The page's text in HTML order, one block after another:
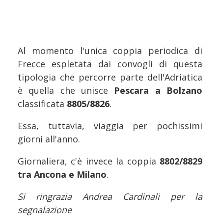
Al momento l'unica coppia periodica di
Frecce espletata dai convogli di questa
tipologia che percorre parte dell'Adriatica
è quella che unisce Pescara a Bolzano
classificata 8805/8826.
Essa, tuttavia, viaggia per pochissimi
giorni all'anno.
Giornaliera, c'è invece la coppia 8802/8829
tra Ancona e Milano.
Si ringrazia Andrea Cardinali per la
segnalazione